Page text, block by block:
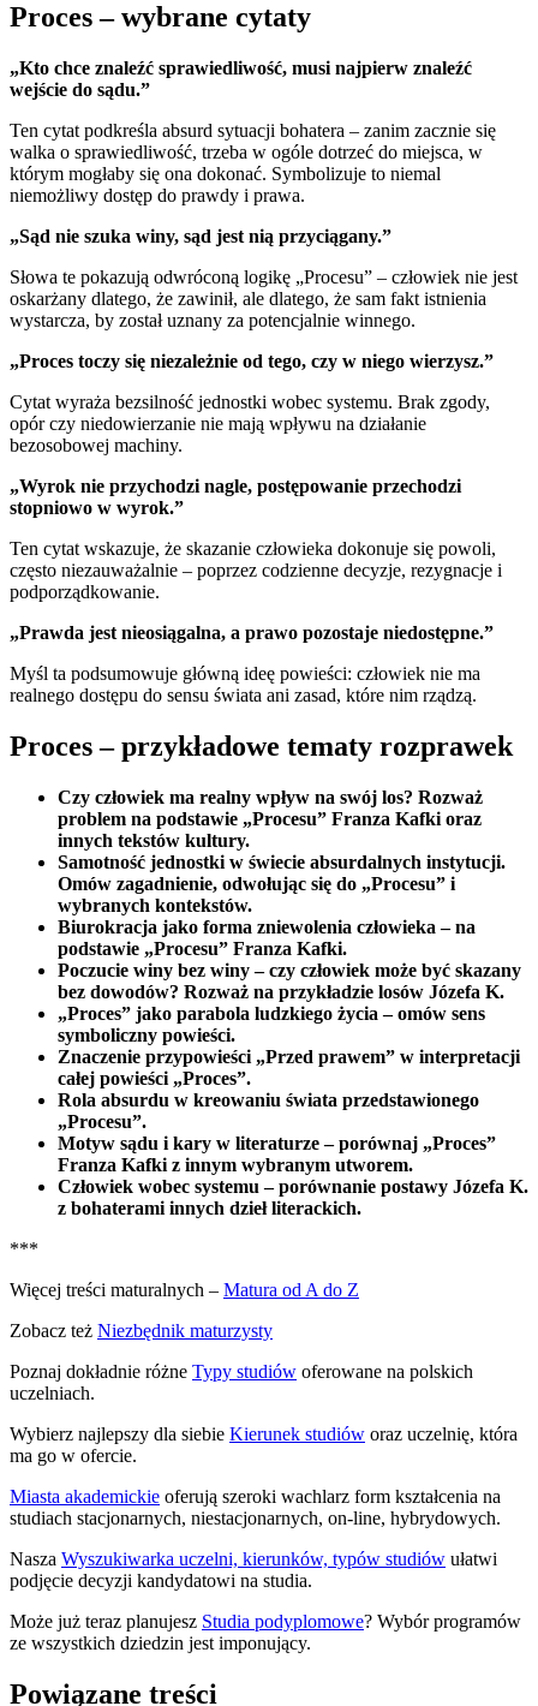
Proces – wybrane cytaty
„Kto chce znaleźć sprawiedliwość, musi najpierw znaleźć
wejście do sądu.”
Ten cytat podkreśla absurd sytuacji bohatera – zanim zacznie się
walka o sprawiedliwość, trzeba w ogóle dotrzeć do miejsca, w
którym mogłaby się ona dokonać. Symbolizuje to niemal
niemożliwy dostęp do prawdy i prawa.
„Sąd nie szuka winy, sąd jest nią przyciągany.”
Słowa te pokazują odwróconą logikę „Procesu” – człowiek nie jest
oskarżany dlatego, że zawinił, ale dlatego, że sam fakt istnienia
wystarcza, by został uznany za potencjalnie winnego.
„Proces toczy się niezależnie od tego, czy w niego wierzysz.”
Cytat wyraża bezsilność jednostki wobec systemu. Brak zgody,
opór czy niedowierzanie nie mają wpływu na działanie
bezosobowej machiny.
„Wyrok nie przychodzi nagle, postępowanie przechodzi
stopniowo w wyrok.”
Ten cytat wskazuje, że skazanie człowieka dokonuje się powoli,
często niezauważalnie – poprzez codzienne decyzje, rezygnacje i
podporządkowanie.
„Prawda jest nieosiągalna, a prawo pozostaje niedostępne.”
Myśl ta podsumowuje główną ideę powieści: człowiek nie ma
realnego dostępu do sensu świata ani zasad, które nim rządzą.
Proces – przykładowe tematy rozprawek
Czy człowiek ma realny wpływ na swój los? Rozważ
problem na podstawie „Procesu” Franza Kafki oraz
innych tekstów kultury.
Samotność jednostki w świecie absurdalnych instytucji.
Omów zagadnienie, odwołując się do „Procesu” i
wybranych kontekstów.
Biurokracja jako forma zniewolenia człowieka – na
podstawie „Procesu” Franza Kafki.
Poczucie winy bez winy – czy człowiek może być skazany
bez dowodów? Rozważ na przykładzie losów Józefa K.
„Proces” jako parabola ludzkiego życia – omów sens
symboliczny powieści.
Znaczenie przypowieści „Przed prawem” w interpretacji
całej powieści „Proces”.
Rola absurdu w kreowaniu świata przedstawionego
„Procesu”.
Motyw sądu i kary w literaturze – porównaj „Proces”
Franza Kafki z innym wybranym utworem.
Człowiek wobec systemu – porównanie postawy Józefa K.
z bohaterami innych dzieł literackich.
***
Więcej treści maturalnych – Matura od A do Z
Zobacz też Niezbędnik maturzysty
Poznaj dokładnie różne Typy studiów oferowane na polskich
uczelniach.
Wybierz najlepszy dla siebie Kierunek studiów oraz uczelnię, która
ma go w ofercie.
Miasta akademickie oferują szeroki wachlarz form kształcenia na
studiach stacjonarnych, niestacjonarnych, on-line, hybrydowych.
Nasza Wyszukiwarka uczelni, kierunków, typów studiów ułatwi
podjęcie decyzji kandydatowi na studia.
Może już teraz planujesz Studia podyplomowe? Wybór programów
ze wszystkich dziedzin jest imponujący.
Powiązane treści